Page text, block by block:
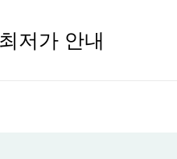
저가 안내